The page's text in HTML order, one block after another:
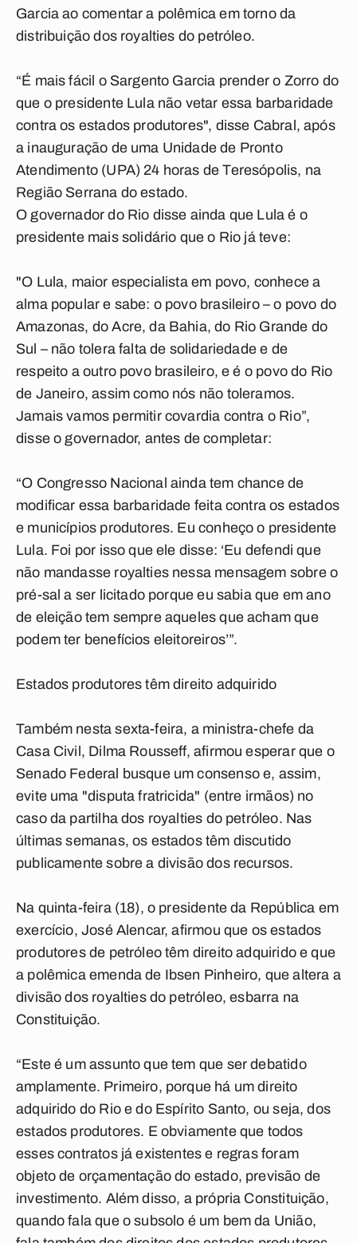
Garcia ao comentar a polêmica em torno da
distribuição dos royalties do petróleo.
“É mais fácil o Sargento Garcia prender o Zorro do
que o presidente Lula não vetar essa barbaridade
contra os estados produtores", disse Cabral, após
a inauguração de uma Unidade de Pronto
Atendimento (UPA) 24 horas de Teresópolis, na
Região Serrana do estado.
O governador do Rio disse ainda que Lula é o
presidente mais solidário que o Rio já teve:
"O Lula, maior especialista em povo, conhece a
alma popular e sabe: o povo brasileiro – o povo do
Amazonas, do Acre, da Bahia, do Rio Grande do
Sul – não tolera falta de solidariedade e de
respeito a outro povo brasileiro, e é o povo do Rio
de Janeiro, assim como nós não toleramos.
Jamais vamos permitir covardia contra o Rio”,
disse o governador, antes de completar:
“O Congresso Nacional ainda tem chance de
modificar essa barbaridade feita contra os estados
e municípios produtores. Eu conheço o presidente
Lula. Foi por isso que ele disse: ‘Eu defendi que
não mandasse royalties nessa mensagem sobre o
pré-sal a ser licitado porque eu sabia que em ano
de eleição tem sempre aqueles que acham que
podem ter benefícios eleitoreiros’”.
Estados produtores têm direito adquirido
Também nesta sexta-feira, a ministra-chefe da
Casa Civil, Dilma Rousseff, afirmou esperar que o
Senado Federal busque um consenso e, assim,
evite uma "disputa fratricida" (entre irmãos) no
caso da partilha dos royalties do petróleo. Nas
últimas semanas, os estados têm discutido
publicamente sobre a divisão dos recursos.
Na quinta-feira (18), o presidente da República em
exercício, José Alencar, afirmou que os estados
produtores de petróleo têm direito adquirido e que
a polêmica emenda de Ibsen Pinheiro, que altera a
divisão dos royalties do petróleo, esbarra na
Constituição.
“Este é um assunto que tem que ser debatido
amplamente. Primeiro, porque há um direito
adquirido do Rio e do Espírito Santo, ou seja, dos
estados produtores. E obviamente que todos
esses contratos já existentes e regras foram
objeto de orçamentação do estado, previsão de
investimento. Além disso, a própria Constituição,
quando fala que o subsolo é um bem da União,